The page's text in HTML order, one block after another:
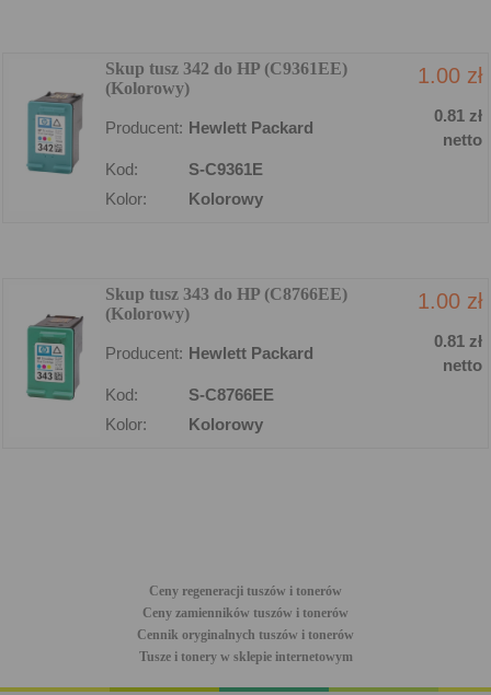
Skup tusz 342 do HP (C9361EE)
(Kolorowy)
1.00 zł
Producent: Hewlett Packard
0.81 zł
netto
Kod:
S-C9361E
Kolor:
Kolorowy
Skup tusz 343 do HP (C8766EE)
(Kolorowy)
1.00 zł
Producent: Hewlett Packard
0.81 zł
netto
Kod:
S-C8766EE
Kolor:
Kolorowy
Ceny regeneracji tuszów i tonerów
Ceny zamienników tuszów i tonerów
Cennik oryginalnych tuszów i tonerów
Tusze i tonery w sklepie internetowym